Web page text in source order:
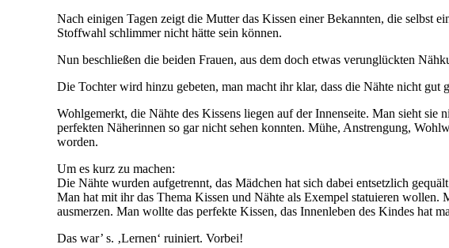
Nach einigen Tagen zeigt die Mutter das Kissen einer Bekannten, die selbst
Stoffwahl schlimmer nicht hätte sein können.
Nun beschließen die beiden Frauen, aus dem doch etwas verunglückten
Die Tochter wird hinzu gebeten, man macht ihr klar, dass die Nähte nicht gut
Wohlgemerkt, die Nähte des Kissens liegen auf der Innenseite. Man sieht
perfekten Näherinnen so gar nicht sehen konnten. Mühe, Anstrengung,
worden.
Um es kurz zu machen:
Die Nähte wurden aufgetrennt, das Mädchen hat sich dabei entsetzlich
Man hat mit ihr das Thema Kissen und Nähte als Exempel statuieren
ausmerzen. Man wollte das perfekte Kissen, das Innenleben des Kindes hat
Das war’ s. ‚Lernen‘ ruiniert. Vorbei!